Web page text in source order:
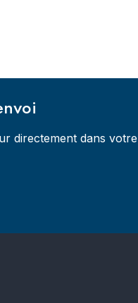
directement dans votre